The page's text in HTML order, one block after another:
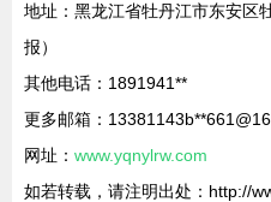
地址：黑龙江省牡丹江市东安区
报）
其他电话：1891941**
更多邮箱：13381143b**
网址： www.yqnylrw.com
如若转载，请注明出处：http://